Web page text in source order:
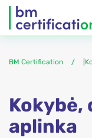
BM Certification
Kokybė,
aplinka